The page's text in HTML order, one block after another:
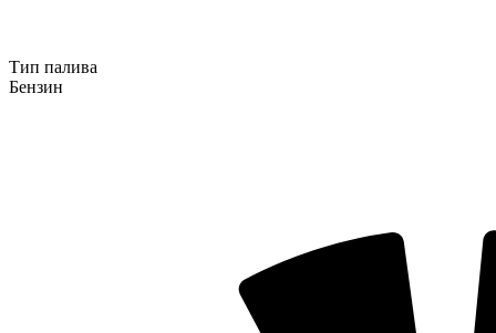
Тип палива
Бензин